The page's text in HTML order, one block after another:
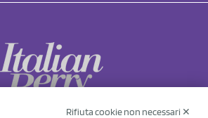
Rifiuta cookie non necessari ✕